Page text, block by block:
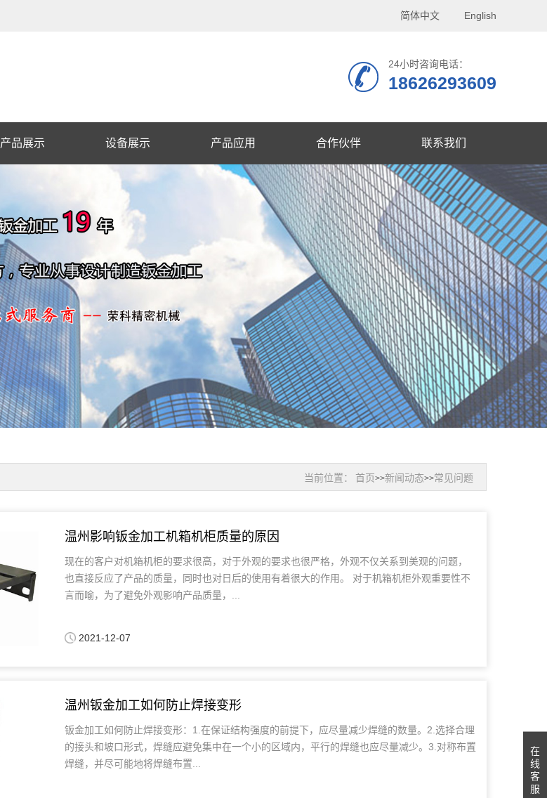
简体中文 English
24小时咨询电话：
18626293609
产品展示 设备展示 产品应用 合作伙伴 联系我们
当前位置： 首页>>新闻动态>>常见问题
温州影响钣金加工机箱机柜质量的原因
现在的客户对机箱机柜的要求很高，对于外观的要求也很严格，外观不仅关系到美观的问题，
也直接反应了产品的质量，同时也对日后的使用有着很大的作用。 对于机箱机柜外观重要性不
言而喻，为了避免外观影响产品质量，...
2021-12-07
温州钣金加工如何防止焊接变形
钣金加工如何防止焊接变形：1.在保证结构强度的前提下，应尽量减少焊缝的数量。2.选择合理
的接头和坡口形式，焊缝应避免集中在一个小的区域内，平行的焊缝也应尽量减少。3.对称布置
焊缝，并尽可能地将焊缝布置...
在
线
客
服